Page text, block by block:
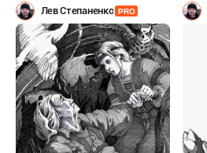
Лев Степаненко PRO